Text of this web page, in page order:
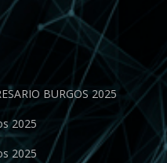
BURGOS 2025
2025
2025